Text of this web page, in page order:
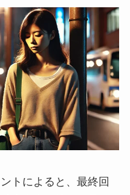
トによると、最終回